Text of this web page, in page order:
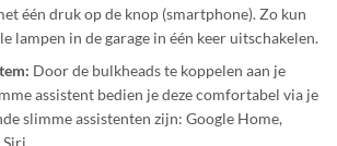
één druk op de knop (smartphone). Zo kun
lampen in de garage in één keer uitschakelen.
Door de bulkheads te koppelen aan je
assistent bedien je deze comfortabel via je
slimme assistenten zijn: Google Home,